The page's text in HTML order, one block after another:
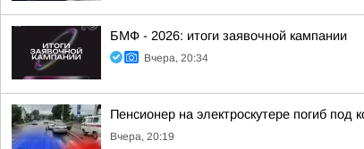
БМФ - 2026: итоги заявочной кампании
Вчера, 20:34
Пенсионер на электроскутере погиб
Вчера, 20:19